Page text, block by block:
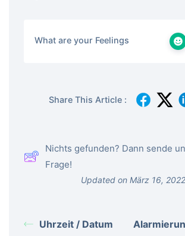
What are your Feelings
Share This Article :
Nichts gefunden? Dann sende
Frage!
Updated on März 16, 2022
Uhrzeit / Datum